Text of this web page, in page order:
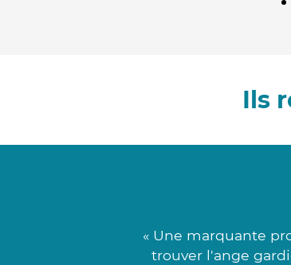
Ils
« Une marquante
trouver l'ange